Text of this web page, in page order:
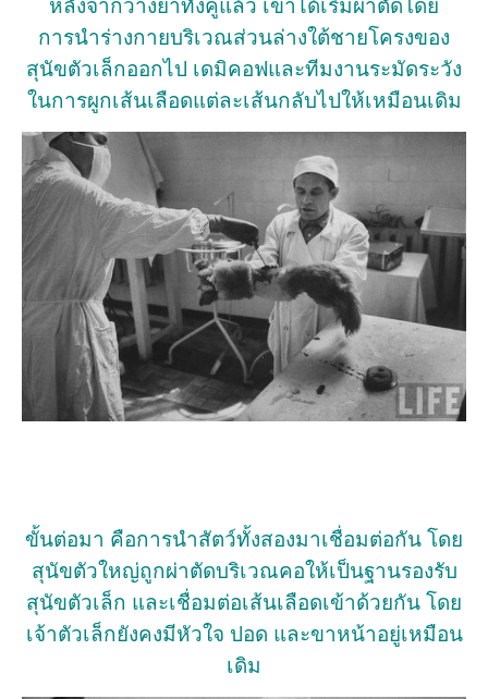
หลังจากวางยาทั้งคู่แล้ว เขาได้เริ่มผ่าตัดโดย
การนำร่างกายบริเวณส่วนล่างใต้ชายโครงของ
สุนัขตัวเล็กออกไป เดมิคอฟและทีมงานระมัดระวัง
ในการผูกเส้นเลือดแต่ละเส้นกลับไปให้เหมือนเดิม
ขั้นต่อมา คือการนำสัตว์ทั้งสองมาเชื่อมต่อกัน โดย
สุนัขตัวใหญ่ถูกผ่าตัดบริเวณคอให้เป็นฐานรองรับ
สุนัขตัวเล็ก และเชื่อมต่อเส้นเลือดเข้าด้วยกัน โดย
เจ้าตัวเล็กยังคงมีหัวใจ ปอด และขาหน้าอยู่เหมือน
เดิม